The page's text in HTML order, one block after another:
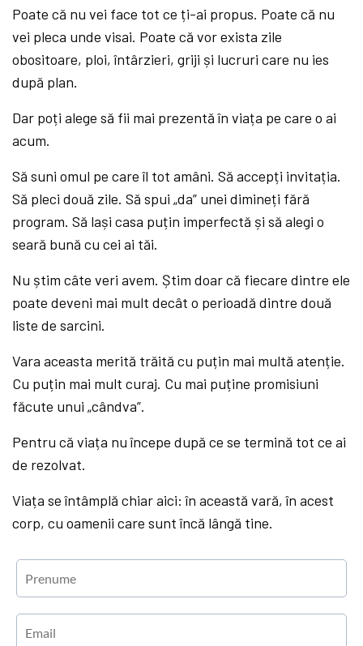
Poate că nu vei face tot ce ți-ai propus. Poate că nu
vei pleca unde visai. Poate că vor exista zile
obositoare, ploi, întârzieri, griji și lucruri care nu ies
după plan.
Dar poți alege să fii mai prezentă în viața pe care o ai
acum.
Să suni omul pe care îl tot amâni. Să accepți invitația.
Să pleci două zile. Să spui „da” unei dimineți fără
program. Să lași casa puțin imperfectă și să alegi o
seară bună cu cei ai tăi.
Nu știm câte veri avem. Știm doar că fiecare dintre ele
poate deveni mai mult decât o perioadă dintre două
liste de sarcini.
Vara aceasta merită trăită cu puțin mai multă atenție.
Cu puțin mai mult curaj. Cu mai puține promisiuni
făcute unui „cândva”.
Pentru că viața nu începe după ce se termină tot ce ai
de rezolvat.
Viața se întâmplă chiar aici: în această vară, în acest
corp, cu oamenii care sunt încă lângă tine.